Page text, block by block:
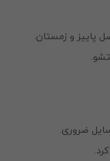
پاییز و زمستان.
ضروری.